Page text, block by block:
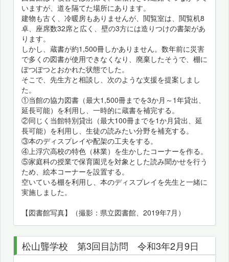
いますが、道を隔てた場所にあります。
建物も古く、冷暖房もありませんが、閲覧室は、閲覧机8
卓、座席数32席と広く、壁の3方には造りつけの書架があ
ります。
しかし、蔵書が約1,500冊しかありません。数年前に災害
で多くの図書が使用できなくなり、廃棄したそうで、棚に
ぽつぽつとおかれた状態でした。
そこで、先生方と相談し、次のような支援を提案しまし
た。
①当館の協力図書（最大1,500冊までを3か月～1年貸出、
延長可能）を利用し、一時的に蔵書を補完する。
②同じく当館特別貸出（最大100冊までを1か月貸出、延
長可能）を利用し、生徒の読みたい分野を補充する。
③本のディスプレイや配架の工夫をする。
④上浮穴高校の特色（林業）を生かしたコーナーを作る。
⑤家庭科の授業で保育園児を対象とした読み聞かせを行う
ため、絵本コーナーを設置する。
空いている棚を利用し、本のディスプレイを先生と一緒に
実施しました。
【図書館写真】（撮影：県立図書館、2019年7月）
松山聾学校 第3回目訪問 令和3年2月9日